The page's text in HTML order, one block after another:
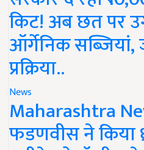
किट! अब छत पर
ऑर्गेनिक
प्रक्रिया..
News
Maharashtra
फडणवीस ने किया